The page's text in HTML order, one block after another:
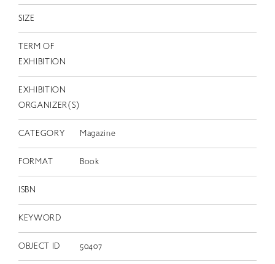
SIZE
TERM OF
EXHIBITION
EXHIBITION
ORGANIZER(S)
CATEGORY Magazine
FORMAT Book
ISBN
KEYWORD
OBJECT ID 50407